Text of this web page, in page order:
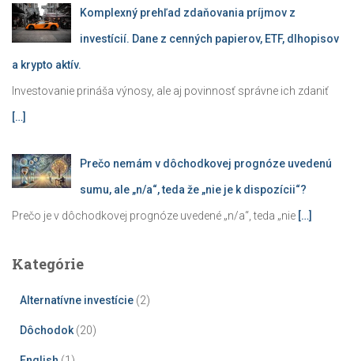
Komplexný prehľad zdaňovania príjmov z
investícií. Dane z cenných papierov, ETF, dlhopisov
a krypto aktív.
Investovanie prináša výnosy, ale aj povinnosť správne ich zdaniť
[…]
Prečo nemám v dôchodkovej prognóze uvedenú
sumu, ale „n/a“, teda že „nie je k dispozícii“?
Prečo je v dôchodkovej prognóze uvedené „n/a“, teda „nie […]
Kategórie
Alternatívne investície (2)
Dôchodok (20)